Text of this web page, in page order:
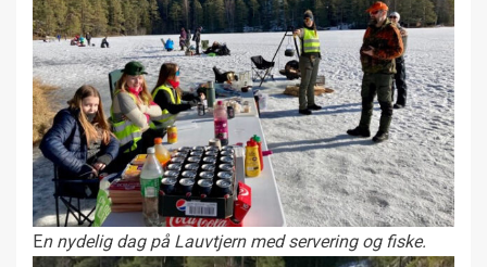
En nydelig dag på Lauvtjern med servering og fiske.